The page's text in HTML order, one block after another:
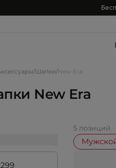
/Шапки/New Era
New Era
5 позиций